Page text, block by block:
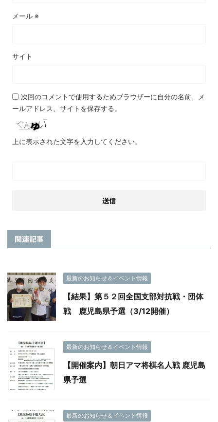
メール ※
サイト
次回のコメントで使用するためブラウザーに自分の名前、メ
ールアドレス、サイトを保存する。
上に表示された文字を入力してください。
関連記事
最新のお知らせ＆イベント情報
【結果】第５２回全国支部対抗戦・団体
戦 鹿児島県予選（3/12開催）
最新のお知らせ＆イベント情報
【開催案内】朝日アマ将棋名人戦 鹿児島
県予選
最新のお知らせ＆イベント情報